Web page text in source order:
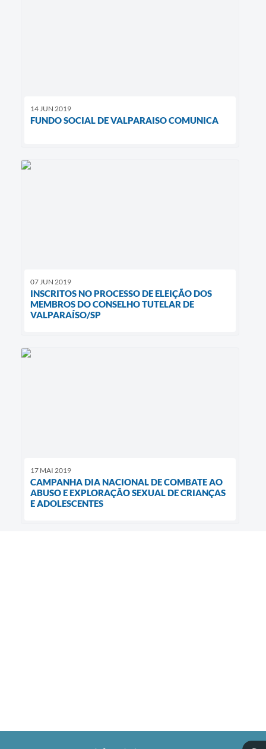
14 JUN 2019
FUNDO SOCIAL DE VALPARAISO COMUNICA
07 JUN 2019
INSCRITOS NO PROCESSO DE ELEIÇÃO DOS
MEMBROS DO CONSELHO TUTELAR DE
VALPARAÍSO/SP
17 MAI 2019
CAMPANHA DIA NACIONAL DE COMBATE AO
ABUSO E EXPLORAÇÃO SEXUAL DE CRIANÇAS
E ADOLESCENTES